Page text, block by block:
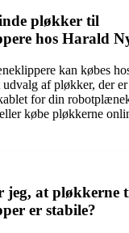
pløkker til
hos Harald
kan købes
af pløkker, der
for din
købe pløkkerne
jeg, at pløkkerne
er stabile?